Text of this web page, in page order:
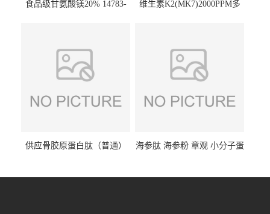
食品级甘氨酸镁20% 14783-
维生素K2(MK7)2000PPM多
供应骨胶原蛋白肽（普通）
海参肽 海参粉 章观 小分子蛋